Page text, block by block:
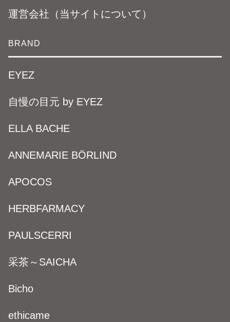
運営会社（当サイトについて）
BRAND
EYEZ
自慢の目元 by EYEZ
ELLA BACHE
ANNEMARIE BÖRLIND
APOCOS
HERBFARMACY
PAULSCERRI
采茶～SAICHA
Bicho
ethicame